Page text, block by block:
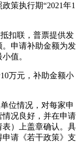
策执行期“2021年1
扣联，普票提供发
申请补助金额为发
值。
万元，补助金额小
位情况，对每家申
况良好，并在申请
）上盖章确认。具
请《若干政策》支